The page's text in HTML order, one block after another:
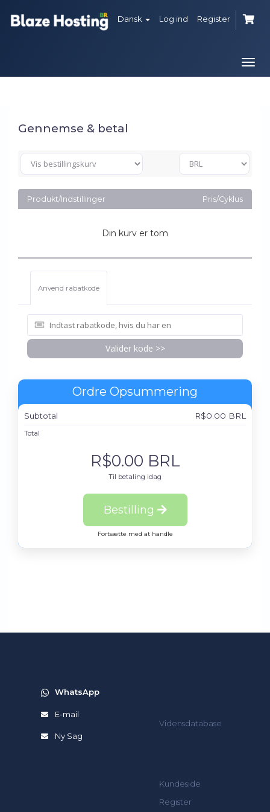
Dansk Log ind Register
Gennemse & betal
Produkt/Indstillinger Pris/Cyklus
Din kurv er tom
Anvend rabatkode
Valider kode >>
Ordre Opsummering
Subtotal R$0.00 BRL
Total
R$0.00 BRL
Til betaling idag
Bestilling
Fortsætte med at handle
WhatsApp
E-mail
Ny Sag
Vidensdatabase
Kundeside
Register